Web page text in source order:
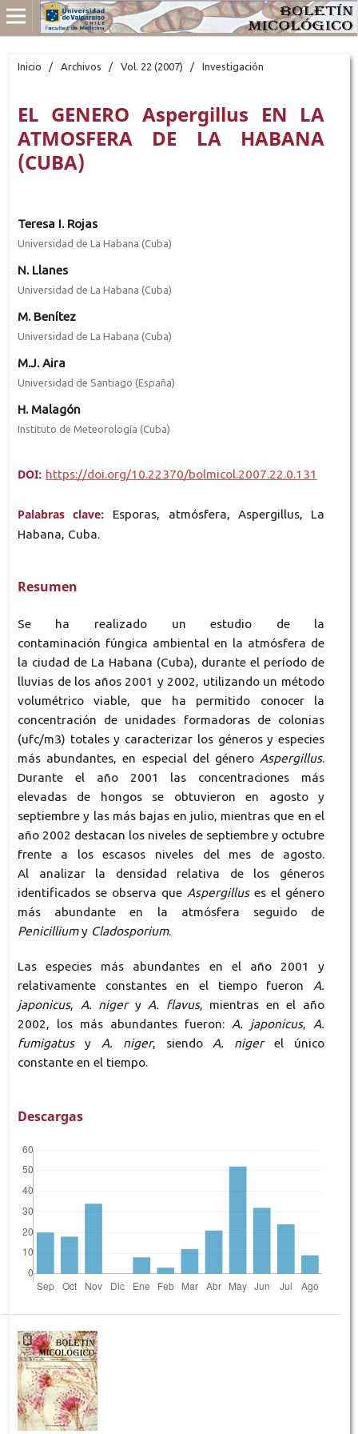
Inicio / Archivos / Vol. 22 (2007) / Investigación
EL GENERO Aspergillus EN LA
ATMOSFERA DE LA HABANA
(CUBA)
Teresa I. Rojas
Universidad de La Habana (Cuba)
N. Llanes
Universidad de La Habana (Cuba)
M. Benítez
Universidad de La Habana (Cuba)
M.J. Aira
Universidad de Santiago (España)
H. Malagón
Instituto de Meteorología (Cuba)
DOI: https://doi.org/10.22370/bolmicol.2007.22.0.131
Palabras clave: Esporas, atmósfera, Aspergillus, La
Habana, Cuba.
Resumen
Se ha realizado un estudio de la
contaminación fúngica ambiental en la atmósfera de
la ciudad de La Habana (Cuba), durante el período de
lluvias de los años 2001 y 2002, utilizando un método
volumétrico viable, que ha permitido conocer la
concentración de unidades formadoras de colonias
(ufc/m3) totales y caracterizar los géneros y especies
más abundantes, en especial del género Aspergillus.
Durante el año 2001 las concentraciones más
elevadas de hongos se obtuvieron en agosto y
septiembre y las más bajas en julio, mientras que en el
año 2002 destacan los niveles de septiembre y octubre
frente a los escasos niveles del mes de agosto.
Al analizar la densidad relativa de los géneros
identificados se observa que Aspergilluses el género
más abundante en la atmósfera seguido de
PenicilliumyCladosporium.
Las especies más abundantes en el año 2001 y
relativamente constantes en el tiempo fueron A.
japonicus, A. nigery A. flavus, mientras en el año
2002, los más abundantes fueron: A. japonicus, A.
fumigatusy A. niger, siendoA. nigerel único
constante en el tiempo.
Descargas